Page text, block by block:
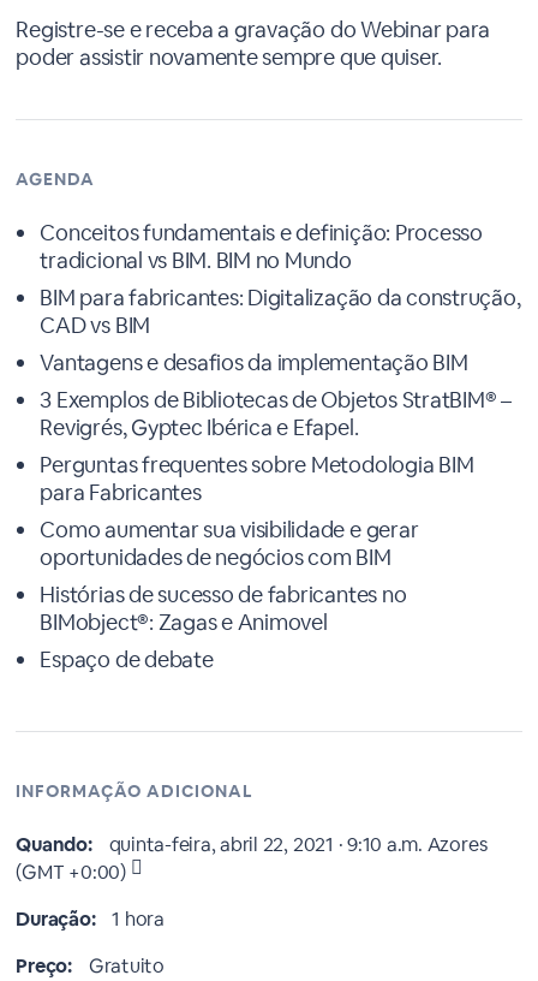
Registre-se e receba a gravação do Webinar para
poder assistir novamente sempre que quiser.
AGENDA
Conceitos fundamentais e definição: Processo
tradicional vs BIM. BIM no Mundo
BIM para fabricantes: Digitalização da construção,
CAD vs BIM
Vantagens e desafios da implementação BIM
3 Exemplos de Bibliotecas de Objetos StratBIM® –
Revigrés, Gyptec Ibérica e Efapel.
Perguntas frequentes sobre Metodologia BIM
para Fabricantes
Como aumentar sua visibilidade e gerar
oportunidades de negócios com BIM
Histórias de sucesso de fabricantes no
BIMobject®: Zagas e Animovel
Espaço de debate
INFORMAÇÃO ADICIONAL
Quando: quinta-feira, abril 22, 2021 · 9:10 a.m. Azores
(GMT +0:00)
Duração:
1 hora
Preço:
Gratuito